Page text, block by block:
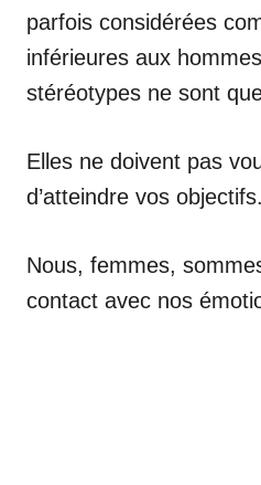
parfois considérées
inférieures aux
stéréotypes ne sont
Elles ne doivent pas
d’atteindre vos objectifs.
Nous, femmes,
contact avec nos